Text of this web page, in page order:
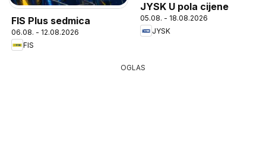
FIS Plus sedmica
06.08. - 12.08.2026
FIS
JYSK U pola cijene
05.08. - 18.08.2026
JYSK
OGLAS